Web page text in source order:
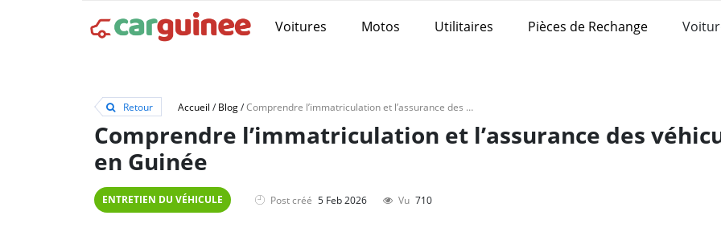
Voitures Motos Utilitaires Pièces de Rechange
Retour Accueil /Blog/ Comprendre l’immatriculation et l’assurance des véhicules en Guinée
Comprendre l’immatriculation et l’assurance des
en Guinée
ENTRETIEN DU VÉHICULE Post créé 5 Feb 2026 Vu 710